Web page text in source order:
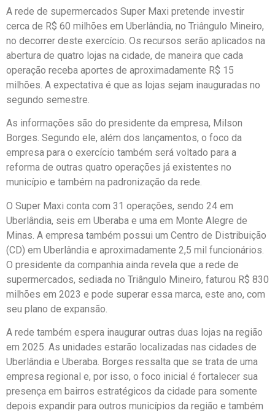
A rede de supermercados Super Maxi pretende investir
cerca de R$ 60 milhões em Uberlândia, no Triângulo Mineiro,
no decorrer deste exercício. Os recursos serão aplicados na
abertura de quatro lojas na cidade, de maneira que cada
operação receba aportes de aproximadamente R$ 15
milhões. A expectativa é que as lojas sejam inauguradas no
segundo semestre.
As informações são do presidente da empresa, Milson
Borges. Segundo ele, além dos lançamentos, o foco da
empresa para o exercício também será voltado para a
reforma de outras quatro operações já existentes no
município e também na padronização da rede.
O Super Maxi conta com 31 operações, sendo 24 em
Uberlândia, seis em Uberaba e uma em Monte Alegre de
Minas. A empresa também possui um Centro de Distribuição
(CD) em Uberlândia e aproximadamente 2,5 mil funcionários.
O presidente da companhia ainda revela que a rede de
supermercados, sediada no Triângulo Mineiro, faturou R$ 830
milhões em 2023 e pode superar essa marca, este ano, com
seu plano de expansão.
A rede também espera inaugurar outras duas lojas na região
em 2025. As unidades estarão localizadas nas cidades de
Uberlândia e Uberaba. Borges ressalta que se trata de uma
empresa regional e, por isso, o foco inicial é fortalecer sua
presença em bairros estratégicos da cidade para somente
depois expandir para outros municípios da região e também